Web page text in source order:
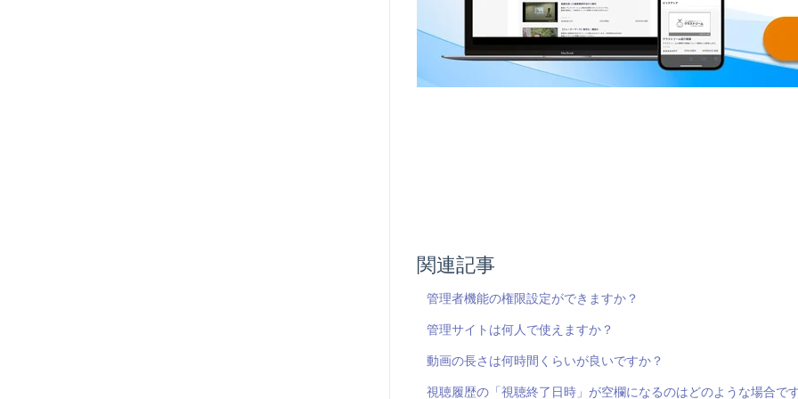
関連記事
管理者機能の権限設定ができますか？
管理サイトは何人で使えますか？
動画の長さは何時間くらいが良いですか？
視聴履歴の「視聴終了日時」が空欄になるのはどのような場合で